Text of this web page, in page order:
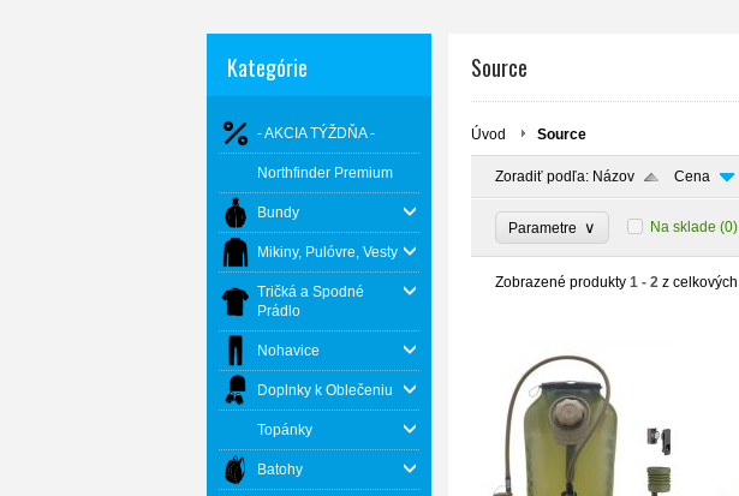
Kategórie
- AKCIA TÝŽDŇA -
Northfinder Premium
Bundy
Mikiny, Pulóvre, Vesty
Tričká a Spodné
Prádlo
Nohavice
Doplnky k Oblečeniu
Topánky
Batohy
Source
Úvod Source
Zoradiť podľa: Názov Cena
Parametre ∨ Na sklade (0)
Zobrazené produkty 1 - 2 z celkových